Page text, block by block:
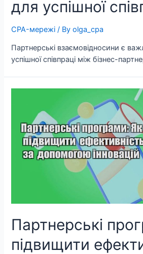
для успішної
CPA-мережі / Byolga_cpa
Партнерські взаємовідносини є
успішної співпраці між бізнес-
Партнерські
підвищити